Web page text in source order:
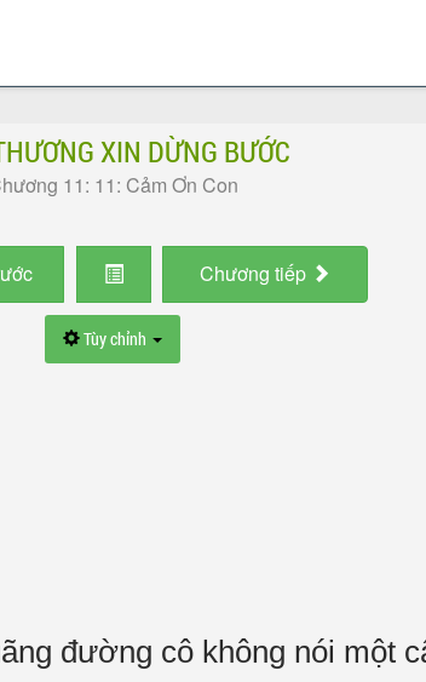
XIN DỪNG BƯỚC
11: 11: Cảm Ơn Con
Chương tiếp
Tùy chỉnh
đường cô không nói một